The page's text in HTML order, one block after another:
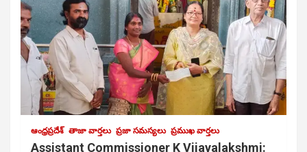
ఆంధ్రప్రదేశ్ తాజా వార్తలు ప్రజా సమస్యలు ప్రముఖ వార్తలు
Assistant Commissioner K Vijayalakshmi: